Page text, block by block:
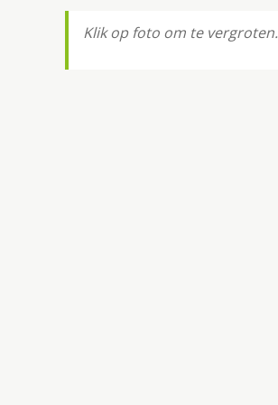
Klik op foto om te vergroten.